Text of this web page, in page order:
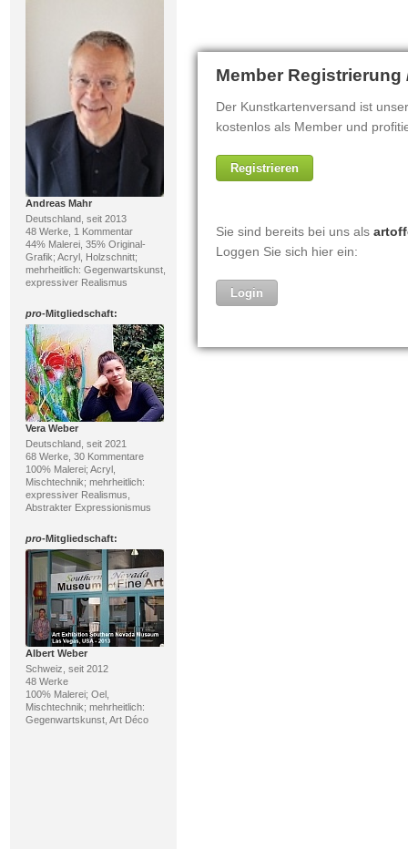
Andreas Mahr
Deutschland, seit 2013
48 Werke, 1 Kommentar
44% Malerei, 35% Original-
Grafik; Acryl, Holzschnitt;
mehrheitlich: Gegenwartskunst,
expressiver Realismus
pro-Mitgliedschaft:
Vera Weber
Deutschland, seit 2021
68 Werke, 30 Kommentare
100% Malerei; Acryl,
Mischtechnik; mehrheitlich:
expressiver Realismus,
Abstrakter Expressionismus
pro-Mitgliedschaft:
Albert Weber
Schweiz, seit 2012
48 Werke
100% Malerei; Oel,
Mischtechnik; mehrheitlich:
Gegenwartskunst, Art Déco